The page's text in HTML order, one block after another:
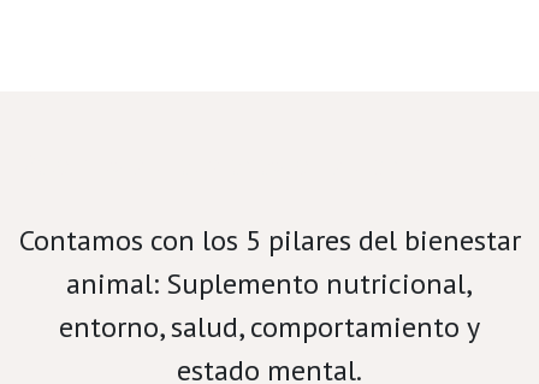
Contamos con los 5 pilares del bienestar
animal: Suplemento nutricional,
entorno, salud, comportamiento y
estado mental.